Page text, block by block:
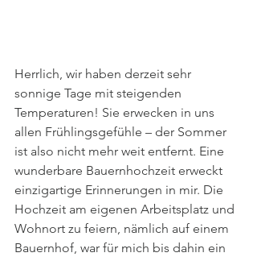
Herrlich, wir haben derzeit sehr
sonnige Tage mit steigenden
Temperaturen! Sie erwecken in uns
allen Frühlingsgefühle – der Sommer
ist also nicht mehr weit entfernt. Eine
wunderbare Bauernhochzeit erweckt
einzigartige Erinnerungen in mir. Die
Hochzeit am eigenen Arbeitsplatz und
Wohnort zu feiern, nämlich auf einem
Bauernhof, war für mich bis dahin ein